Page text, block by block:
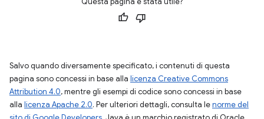
Salvo quando diversamente specificato, i contenuti di questa
pagina sono concessi in base alla licenza Creative Commons
Attribution 4.0, mentre gli esempi di codice sono concessi in base
alla licenza Apache 2.0. Per ulteriori dettagli, consulta lenorme del